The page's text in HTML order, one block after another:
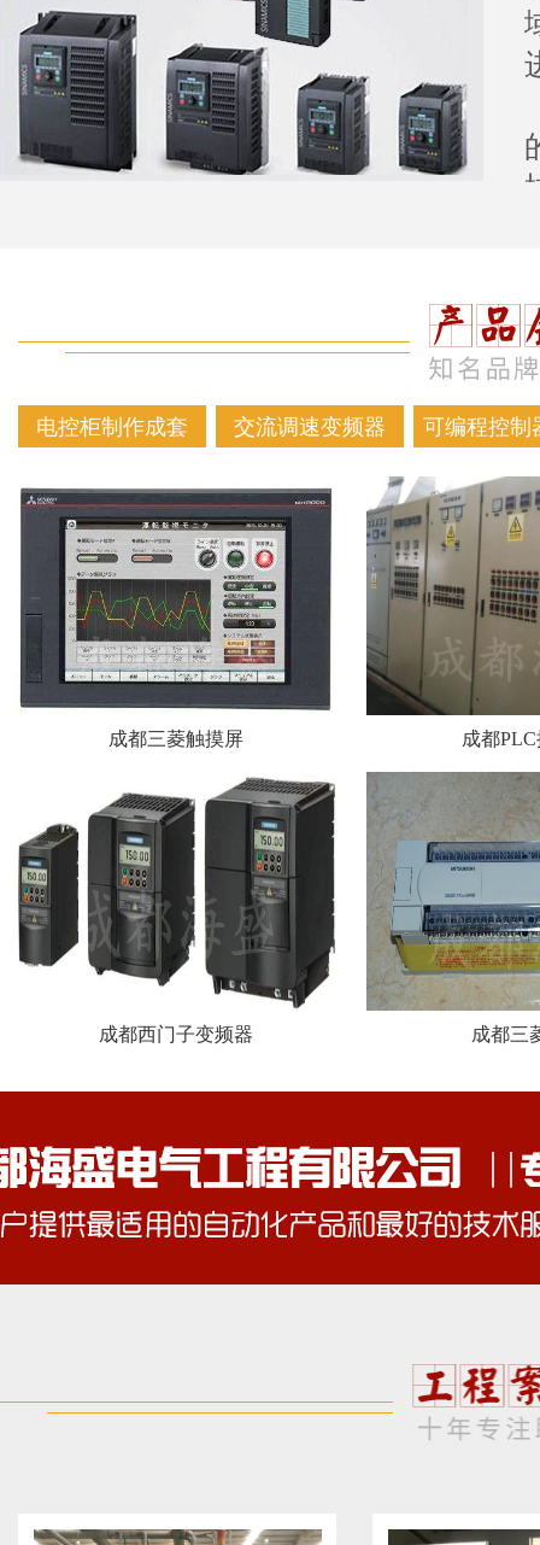
电控柜制作成套 交流调速变频器 可编程控制
成都三菱触摸屏 成都
成都西门子变频器 成都三